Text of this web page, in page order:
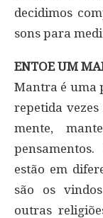
decidimos
sons para
ENTOE UM
Mantra é uma
repetida
mente,
estão em
são os
outras